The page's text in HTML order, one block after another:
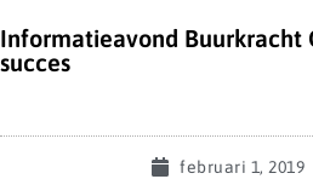
Informatieavond Buurkracht
succes
februari 1, 2019